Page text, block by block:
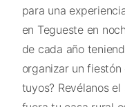
para una
en Tegueste en
de cada año
organizar un
tuyos? Revélanos